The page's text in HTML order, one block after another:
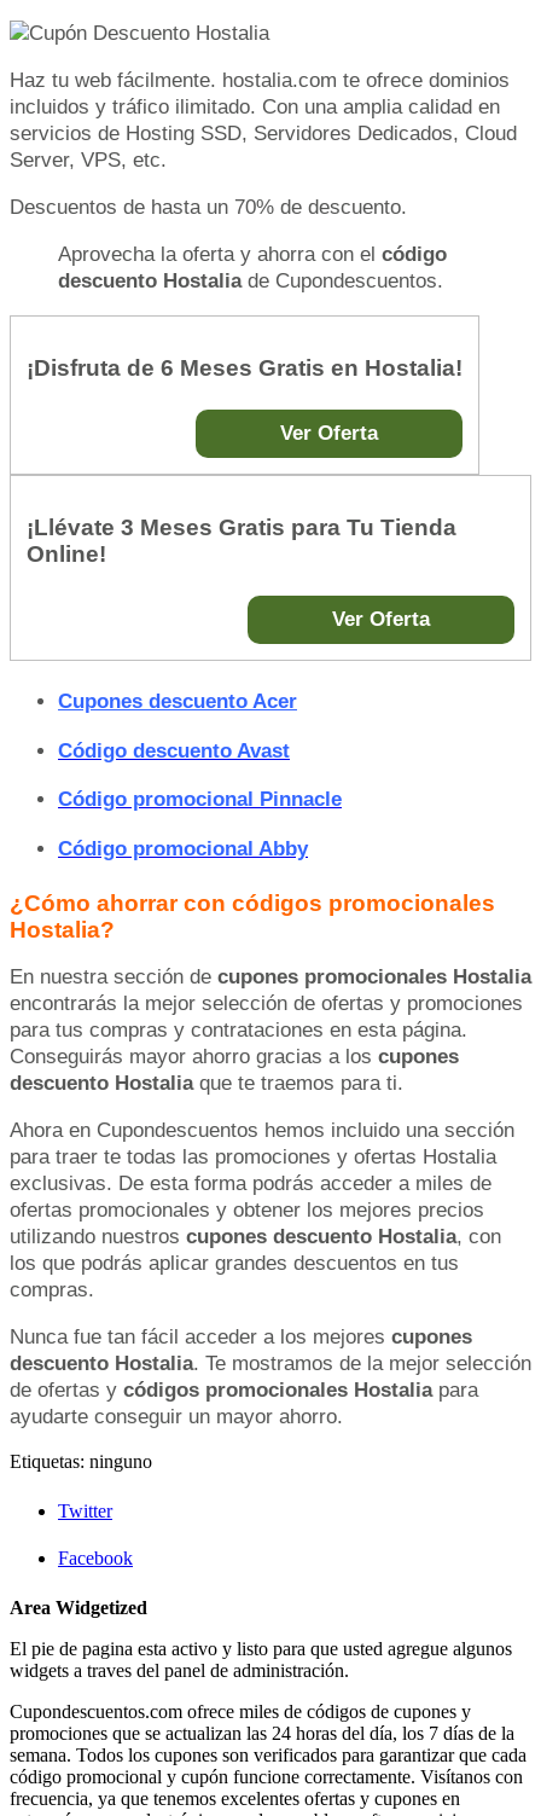
Haz tu web fácilmente. hostalia.com te ofrece dominios
incluidos y tráfico ilimitado. Con una amplia calidad en
servicios de Hosting SSD, Servidores Dedicados, Cloud
Server, VPS, etc.
Descuentos de hasta un 70% de descuento.
Aprovecha la oferta y ahorra con el código
descuento Hostaliade Cupondescuentos.
¡Disfruta de 6 Meses Gratis en Hostalia!
Ver Oferta
¡Llévate 3 Meses Gratis para Tu Tienda
Online!
Ver Oferta
Cupones descuento Acer
Código descuento Avast
Código promocional Pinnacle
Código promocional Abby
¿Cómo ahorrar con códigos promocionales
Hostalia?
En nuestra sección de cupones promocionales Hostalia
encontrarás la mejor selección de ofertas y promociones
para tus compras y contrataciones en esta página.
Conseguirás mayor ahorro gracias a los cupones
descuento Hostaliaque te traemos para ti.
Ahora en Cupondescuentos hemos incluido una sección
para traer te todas las promociones y ofertas Hostalia
exclusivas. De esta forma podrás acceder a miles de
ofertas promocionales y obtener los mejores precios
utilizando nuestros cupones descuento Hostalia, con
los que podrás aplicar grandes descuentos en tus
compras.
Nunca fue tan fácil acceder a los mejores cupones
descuento Hostalia. Te mostramos de la mejor selección
de ofertas y códigos promocionales Hostaliapara
ayudarte conseguir un mayor ahorro.
Etiquetas: ninguno
Twitter
Facebook
Area Widgetized
El pie de pagina esta activo y listo para que usted agregue algunos
widgets a traves del panel de administración.
Cupondescuentos.com ofrece miles de códigos de cupones y
promociones que se actualizan las 24 horas del día, los 7 días de la
semana. Todos los cupones son verificados para garantizar que cada
código promocional y cupón funcione correctamente. Visítanos con
frecuencia, ya que tenemos excelentes ofertas y cupones en